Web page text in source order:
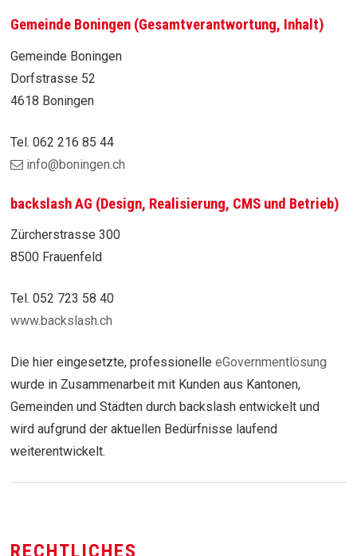
Gemeinde Boningen (Gesamtverantwortung, Inhalt)
Gemeinde Boningen
Dorfstrasse 52
4618 Boningen
Tel. 062 216 85 44
info@boningen.ch
backslash AG (Design, Realisierung, CMS und Betrieb)
Zürcherstrasse 300
8500 Frauenfeld
Tel. 052 723 58 40
www.backslash.ch
Die hier eingesetzte, professionelleeGovernmentlösung
wurde in Zusammenarbeit mit Kunden aus Kantonen,
Gemeinden und Städten durch backslash entwickelt und
wird aufgrund der aktuellen Bedürfnisse laufend
weiterentwickelt.
RECHTLICHES